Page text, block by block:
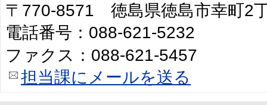
〒770-8571 徳島県徳島市幸町2
電話番号：088-621-5232
ファクス：088-621-5457
担当課にメールを送る